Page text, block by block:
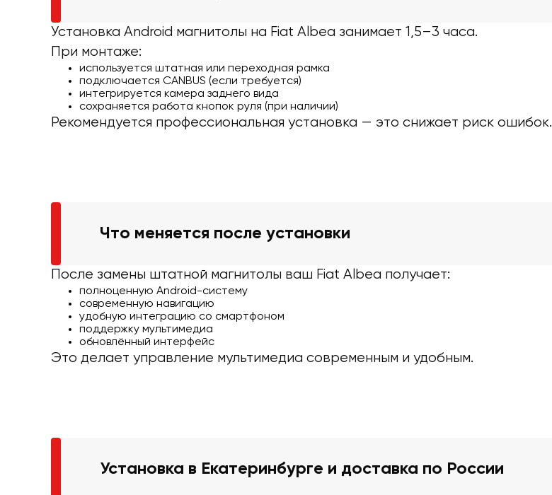
Установка Android магнитолы на Fiat Albea занимает 1,5–3 часа.
При монтаже:
используется штатная или переходная рамка
подключается CANBUS (если требуется)
интегрируется камера заднего вида
сохраняется работа кнопок руля (при наличии)
Рекомендуется профессиональная установка — это снижает риск ошибок.
Что меняется после установки
После замены штатной магнитолы ваш Fiat Albea получает:
полноценную Android-систему
современную навигацию
удобную интеграцию со смартфоном
поддержку мультимедиа
обновлённый интерфейс
Это делает управление мультимедиа современным и удобным.
Установка в Екатеринбурге и доставка по России